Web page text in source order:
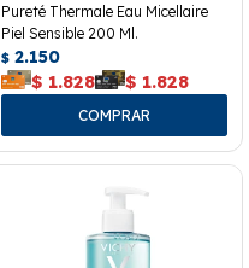
Pureté Thermale Eau Micellaire
Piel Sensible 200 Ml.
$ 2.150
$ 1.828 $ 1.828